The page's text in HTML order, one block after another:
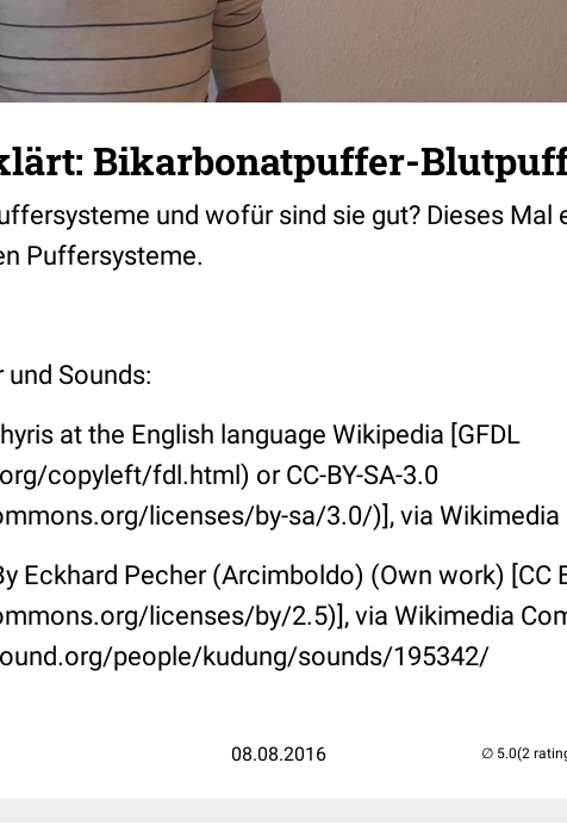
Bikarbonatpuffer-
und wofür sind sie gut? Dieses Mal
Puffersysteme.
und Sounds:
at the English language Wikipedia [GFDL
copyleft/fdl.html) or CC-BY-SA-3.0
licenses/by-sa/3.0/)], via Wikimedia
Eckhard Pecher (Arcimboldo) (Own work) [CC
licenses/by/2.5)], via Wikimedia
people/kudung/sounds/195342/
08.08.2016 (2